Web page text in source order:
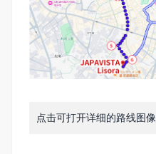
点击可打开详细的路线图像